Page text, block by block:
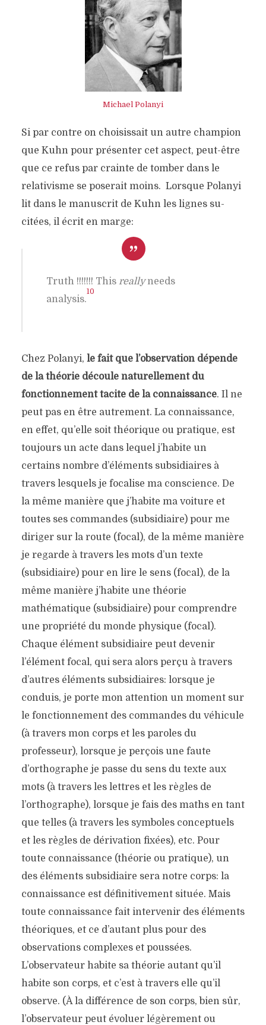
Michael Polanyi
Si par contre on choisissait un autre champion
que Kuhn pour présenter cet aspect, peut-être
que ce refus par crainte de tomber dans le
relativisme se poserait moins. Lorsque Polanyi
lit dans le manuscrit de Kuhn les lignes su-
citées, il écrit en marge:
Truth !!!!!!! This reallyneeds
analysis.
10
Chez Polanyi, le fait que l’observation dépende
de la théorie découle naturellement du
fonctionnement tacite de la connaissance. Il ne
peut pas en être autrement. La connaissance,
en effet, qu’elle soit théorique ou pratique, est
toujours un acte dans lequel j’habite un
certains nombre d’éléments subsidiaires à
travers lesquels je focalise ma conscience. De
la même manière que j’habite ma voiture et
toutes ses commandes (subsidiaire) pour me
diriger sur la route (focal), de la même manière
je regarde à travers les mots d’un texte
(subsidiaire) pour en lire le sens (focal), de la
même manière j’habite une théorie
mathématique (subsidiaire) pour comprendre
une propriété du monde physique (focal).
Chaque élément subsidiaire peut devenir
l’élément focal, qui sera alors perçu à travers
d’autres éléments subsidiaires: lorsque je
conduis, je porte mon attention un moment sur
le fonctionnement des commandes du véhicule
(à travers mon corps et les paroles du
professeur), lorsque je perçois une faute
d’orthographe je passe du sens du texte aux
mots (à travers les lettres et les règles de
l’orthographe), lorsque je fais des maths en tant
que telles (à travers les symboles conceptuels
et les règles de dérivation fixées), etc. Pour
toute connaissance (théorie ou pratique), un
des éléments subsidiaire sera notre corps: la
connaissance est définitivement située. Mais
toute connaissance fait intervenir des éléments
théoriques, et ce d’autant plus pour des
observations complexes et poussées.
L’observateur habite sa théorie autant qu’il
habite son corps, et c’est à travers elle qu’il
observe. (À la différence de son corps, bien sûr,
l’observateur peut évoluer légèrement ou